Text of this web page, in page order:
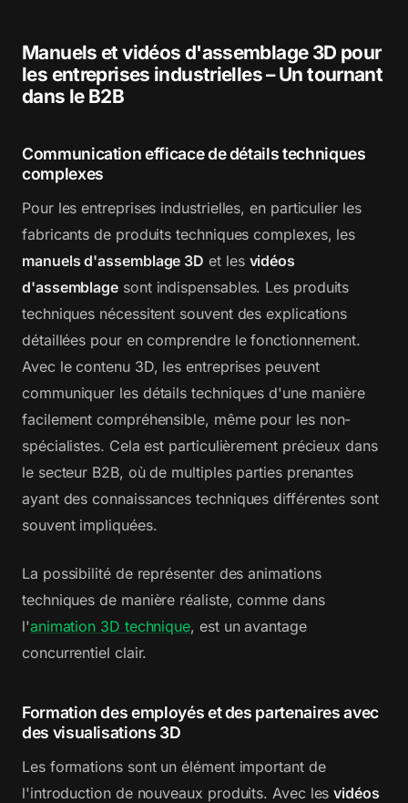
Manuels et vidéos d'assemblage 3D pour
les entreprises industrielles – Un tournant
dans le B2B
Communication efficace de détails techniques
complexes
Pour les entreprises industrielles, en particulier les
fabricants de produits techniques complexes, les
manuels d'assemblage 3D et les vidéos
d'assemblage sont indispensables. Les produits
techniques nécessitent souvent des explications
détaillées pour en comprendre le fonctionnement.
Avec le contenu 3D, les entreprises peuvent
communiquer les détails techniques d'une manière
facilement compréhensible, même pour les non-
spécialistes. Cela est particulièrement précieux dans
le secteur B2B, où de multiples parties prenantes
ayant des connaissances techniques différentes sont
souvent impliquées.
La possibilité de représenter des animations
techniques de manière réaliste, comme dans
l'animation 3D technique, est un avantage
concurrentiel clair.
Formation des employés et des partenaires avec
des visualisations 3D
Les formations sont un élément important de
l'introduction de nouveaux produits. Avec lesvidéos